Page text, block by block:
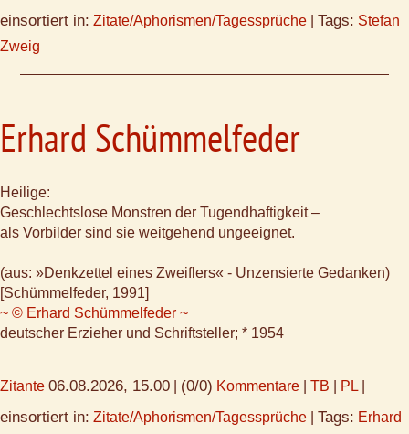
einsortiert in: Zitate/Aphorismen/Tagessprüche Tags: Stefan
Zweig
Erhard Schümmelfeder
Heilige:
Geschlechtslose Monstren der Tugendhaftigkeit –
als Vorbilder sind sie weitgehend ungeeignet.
(aus: »Denkzettel eines Zweiflers« - Unzensierte Gedanken)
[Schümmelfeder, 1991]
~ © Erhard Schümmelfeder ~
deutscher Erzieher und Schriftsteller; * 1954
Zitante 06.08.2026, 15.00 (0/0) Kommentare TB PL
einsortiert in: Zitate/Aphorismen/Tagessprüche Tags: Erhard